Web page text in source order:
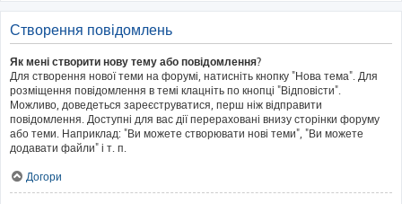
Створення повідомлень
Як мені створити нову тему або повідомлення?
Для створення нової теми на форумі, натисніть кнопку "Нова тема". Для
розміщення повідомлення в темі клацніть по кнопці "Відповісти".
Можливо, доведеться зареєструватися, перш ніж відправити
повідомлення. Доступні для вас дії перераховані внизу сторінки форуму
або теми. Наприклад: "Ви можете створювати нові теми", "Ви можете
додавати файли" і т. п.
Догори